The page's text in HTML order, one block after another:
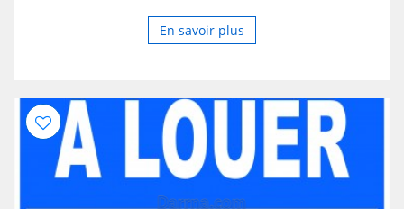
particulier.Me contacter à partir de 15h sur mon
téléphone, ou sur mon email à toute heure.Non sérieux
En savoir plus